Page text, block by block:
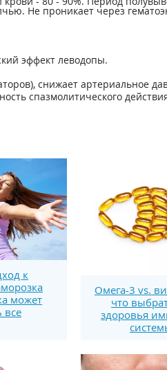
Не проникает через
эффект леводопы.
снижает артериальное
спазмолитического
к
может
все
Омега-3 vs.
что
здоровья